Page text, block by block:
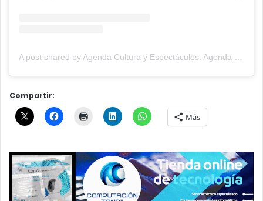
A post shared by Agenda Cultura y Espectáculos. Agenda Cultural Tandil. (@agendacye)
Compartir:
Más